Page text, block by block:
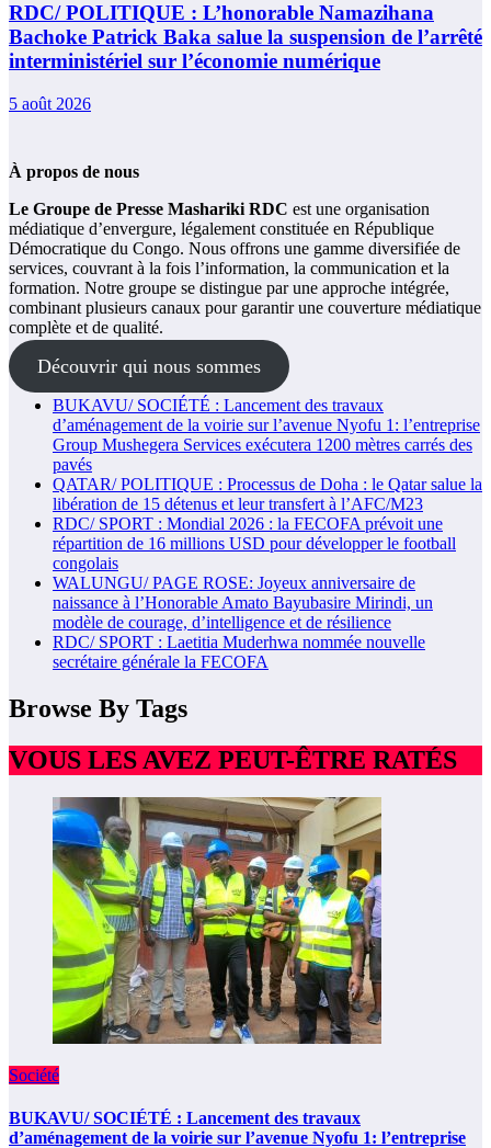
RDC/ POLITIQUE : L’honorable Namazihana
Bachoke Patrick Baka salue la suspension de l’arrêté
interministériel sur l’économie numérique
5 août 2026
À propos de nous
Le Groupe de Presse Mashariki RDC est une organisation
médiatique d’envergure, légalement constituée en République
Démocratique du Congo. Nous offrons une gamme diversifiée de
services, couvrant à la fois l’information, la communication et la
formation. Notre groupe se distingue par une approche intégrée,
combinant plusieurs canaux pour garantir une couverture médiatique
complète et de qualité.
Découvrir qui nous sommes
BUKAVU/ SOCIÉTÉ : Lancement des travaux
d’aménagement de la voirie sur l’avenue Nyofu 1: l’entreprise
Group Mushegera Services exécutera 1200 mètres carrés des
pavés
QATAR/ POLITIQUE : Processus de Doha : le Qatar salue la
libération de 15 détenus et leur transfert à l’AFC/M23
RDC/ SPORT : Mondial 2026 : la FECOFA prévoit une
répartition de 16 millions USD pour développer le football
congolais
WALUNGU/ PAGE ROSE: Joyeux anniversaire de
naissance à l’Honorable Amato Bayubasire Mirindi, un
modèle de courage, d’intelligence et de résilience
RDC/ SPORT : Laetitia Muderhwa nommée nouvelle
secrétaire générale la FECOFA
Browse By Tags
VOUS LES AVEZ PEUT-ÊTRE RATÉS
Société
BUKAVU/ SOCIÉTÉ : Lancement des travaux
d’aménagement de la voirie sur l’avenue Nyofu 1: l’entreprise